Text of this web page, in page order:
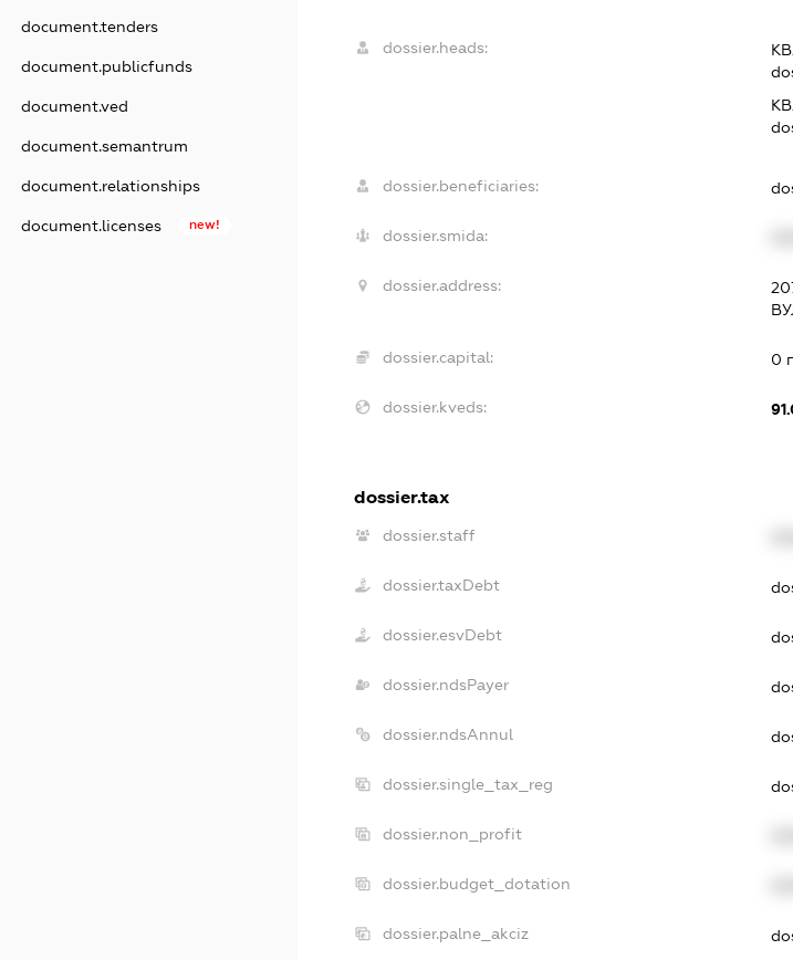
document.tenders
document.publicfunds
document.ved
document.semantrum
document.relationships
document.licenses new!
dossier.heads:
dossier.beneficiaries:
dossier.smida:
dossier.address:
dossier.capital: 0
dossier.kveds:
dossier.tax
dossier.staff
dossier.taxDebt
dossier.esvDebt
dossier.ndsPayer
dossier.ndsAnnul
dossier.single_tax_reg
dossier.non_profit
dossier.budget_dotation
dossier.palne_akciz